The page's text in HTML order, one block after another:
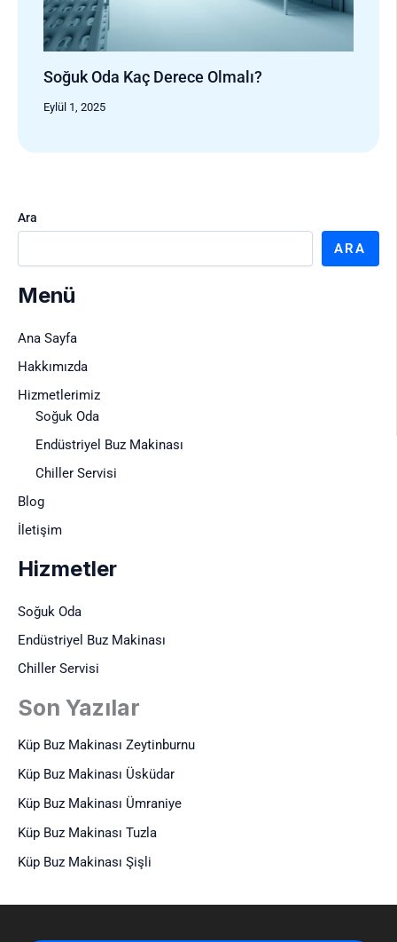
Soğuk Oda Kaç Derece Olmalı?
Eylül 1, 2025
Ara
ARA
Menü
Ana Sayfa
Hakkımızda
Hizmetlerimiz
Soğuk Oda
Endüstriyel Buz Makinası
Chiller Servisi
Blog
İletişim
Hizmetler
Soğuk Oda
Endüstriyel Buz Makinası
Chiller Servisi
Son Yazılar
Küp Buz Makinası Zeytinburnu
Küp Buz Makinası Üsküdar
Küp Buz Makinası Ümraniye
Küp Buz Makinası Tuzla
Küp Buz Makinası Şişli